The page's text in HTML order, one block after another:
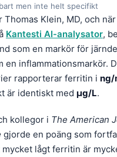
men inte helt specifikt
Thomas Klein, MD, och
Kantesti AI-analysator,
som en markör för
en inflammationsmarkör.
rapporterar ferritin i ng/
är identiskt med µg/L.
kollegor i The American
gjorde en poäng som
mycket lågt ferritin är